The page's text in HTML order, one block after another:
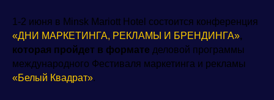
1-2 июня в Minsk Mariott Hotel состоится конференция
«ДНИ МАРКЕТИНГА, РЕКЛАМЫ И БРЕНДИНГА»,
которая пройдет в формате деловой программы
международного Фестиваля маркетинга и рекламы
«Белый Квадрат».